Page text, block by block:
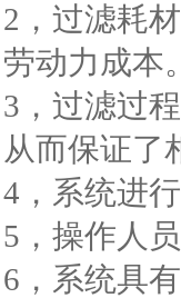
2 ，过滤耗
劳动力成本
3 ，过滤过
从而保证了
4 ，系统进
5 ，操作人
6 ，系统具